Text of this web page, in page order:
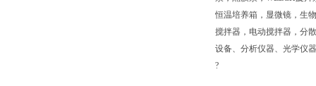
恒温培养箱，显微镜，生
搅拌器，电动搅拌器，分
设备、分析仪器、光学仪
?